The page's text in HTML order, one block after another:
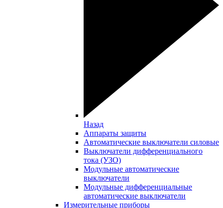
Назад
Аппараты защиты
Автоматические выключатели силовые
Выключатели дифференциального
тока (УЗО)
Модульные автоматические
выключатели
Модульные дифференциальные
автоматические выключатели
Измерительные приборы